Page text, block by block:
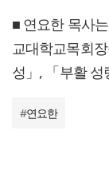
■ 연요한 목사
교대학교목회
성」, 「부활
#연요한